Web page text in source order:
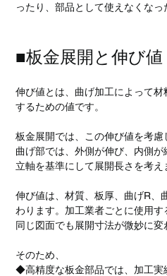
ったり、部品として使えなくなっ
■板金展開と伸び値
伸び値とは、曲げ加工によって
するための値です。
板金展開では、この伸び値を考慮
曲げ部では、外側が伸び、内側
立軸を基準にして展開長さを考え
伸び値は、材質、板厚、曲げR、
わります。加工業者ごとに使用す
同じ図面でも展開寸法が微妙に変
そのため、
◆高精度な板金部品では、加工実